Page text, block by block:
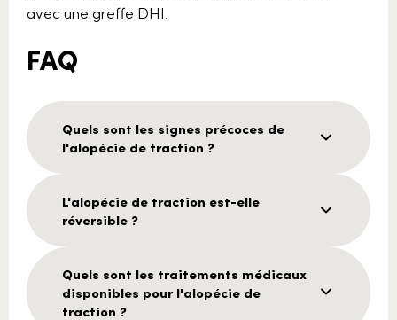
avec une greffe DHI.
FAQ
Quels sont les signes précoces de
l'alopécie de traction ?
L'alopécie de traction est-elle
réversible ?
Quels sont les traitements médicaux
disponibles pour l'alopécie de
traction ?